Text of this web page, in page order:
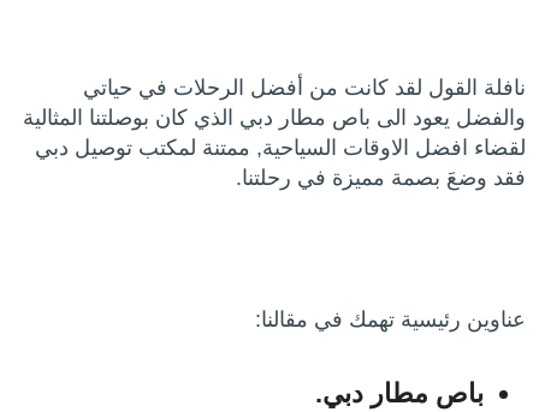
نافلة القول لقد كانت من أفضل الرحلات في حياتي
والفضل يعود الى باص مطار دبي الذي كان بوصلتنا المثالية
لقضاء افضل الاوقات السياحية, ممتنة لمكتب توصيل دبي
فقد وضعَ بصمة مميزة في رحلتنا.
عناوين رئيسية تهمك في مقالنا:
باص مطار دبي.